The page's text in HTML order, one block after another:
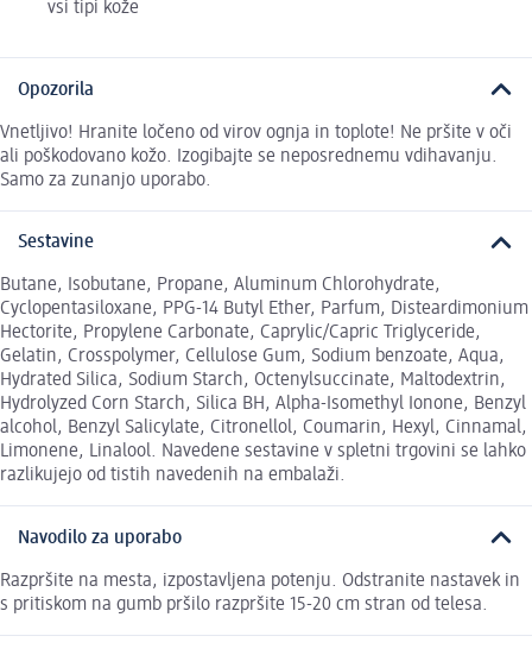
vsi tipi kože
Opozorila
Vnetljivo! Hranite ločeno od virov ognja in toplote! Ne pršite v oči
ali poškodovano kožo. Izogibajte se neposrednemu vdihavanju.
Samo za zunanjo uporabo.
Sestavine
Butane, Isobutane, Propane, Aluminum Chlorohydrate,
Cyclopentasiloxane, PPG-14 Butyl Ether, Parfum, Disteardimonium
Hectorite, Propylene Carbonate, Caprylic/Capric Triglyceride,
Gelatin, Crosspolymer, Cellulose Gum, Sodium benzoate, Aqua,
Hydrated Silica, Sodium Starch, Octenylsuccinate, Maltodextrin,
Hydrolyzed Corn Starch, Silica BH, Alpha-Isomethyl Ionone, Benzyl
alcohol, Benzyl Salicylate, Citronellol, Coumarin, Hexyl, Cinnamal,
Limonene, Linalool. Navedene sestavine v spletni trgovini se lahko
razlikujejo od tistih navedenih na embalaži.
Navodilo za uporabo
Razpršite na mesta, izpostavljena potenju. Odstranite nastavek in
s pritiskom na gumb pršilo razpršite 15-20 cm stran od telesa.